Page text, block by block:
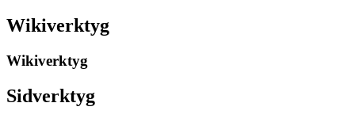
Wikiverktyg
Wikiverktyg
Sidverktyg